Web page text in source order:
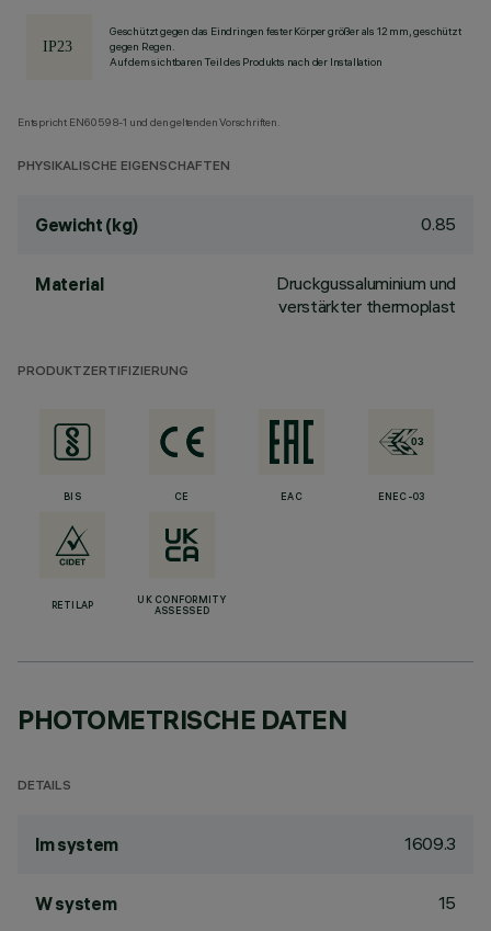
Geschützt gegen das Eindringen fester Körper größer als 12 mm, geschützt
gegen Regen.
Auf dem sichtbaren Teil des Produkts nach der Installation
Entspricht EN60598-1 und den geltenden Vorschriften.
PHYSIKALISCHE EIGENSCHAFTEN
Gewicht (kg) 0.85
Material
Druckgussaluminium und
verstärkter thermoplast
PRODUKTZERTIFIZIERUNG
BIS CE EAC ENEC-03
RETILAP
UK CONFORMITY
ASSESSED
PHOTOMETRISCHE DATEN
DETAILS
lm system 1609.3
W system 15